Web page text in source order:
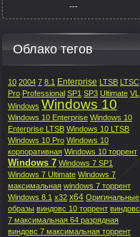
---
Облако тегов
10 2004 7 8.1 Enterprise LTSB LTSC
Pro Professional SP1 SP3 Ultimate VL
Windows Windows 10
Windows 10 Enterprise Windows 10
Enterprise LTSB Windows 10 LTSB
Windows 10 Pro Windows 10
корпоративная Windows 10 торрент
Windows 7 Windows 7 SP1
Windows 7 Ultimate Windows 7
максимальная windows 7 торрент
Windows 8.1 x32 x64 Оригинальные
образы виндовс 10 торрент виндовс
7 максимальная 64 разрядная
виндовс 7 максимальная торрент